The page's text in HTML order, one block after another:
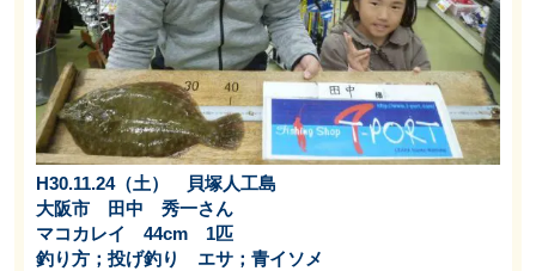
H30.11.24（土） 貝塚人工島
大阪市 田中 秀一さん
マコカレイ 44cm 1匹
釣り方；投げ釣り エサ；青イソメ